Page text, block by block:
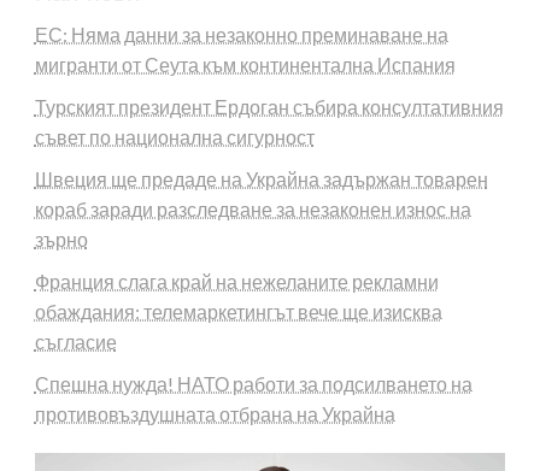
ЕС: Няма данни за незаконно преминаване на
мигранти от Сеута към континентална Испания
Турският президент Ердоган събира консултативния
съвет по национална сигурност
Швеция ще предаде на Украйна задържан товарен
кораб заради разследване за незаконен износ на
зърно
Франция слага край на нежеланите рекламни
обаждания: телемаркетингът вече ще изисква
съгласие
Спешна нужда! НАТО работи за подсилването на
противовъздушната отбрана на Украйна